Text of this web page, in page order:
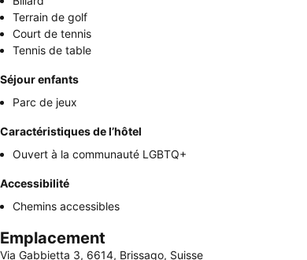
Terrain de golf
Court de tennis
Tennis de table
Séjour enfants
Parc de jeux
Caractéristiques de l’hôtel
Ouvert à la communauté LGBTQ+
Accessibilité
Chemins accessibles
Emplacement
Via Gabbietta 3, 6614, Brissago, Suisse